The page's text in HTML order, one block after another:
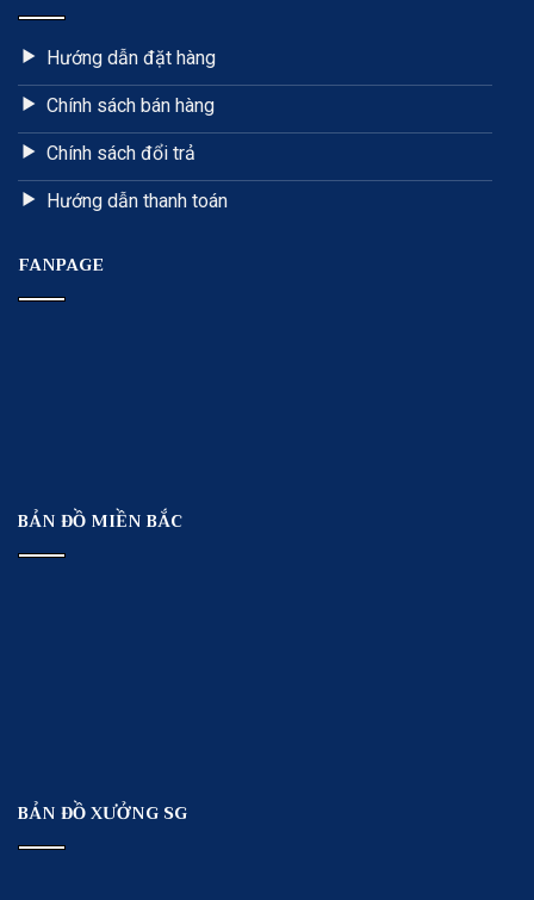
Hướng dẫn đặt hàng
Chính sách bán hàng
Chính sách đổi trả
Hướng dẫn thanh toán
FANPAGE
BẢN ĐỒ MIỀN BẮC
BẢN ĐỒ XƯỞNG SG